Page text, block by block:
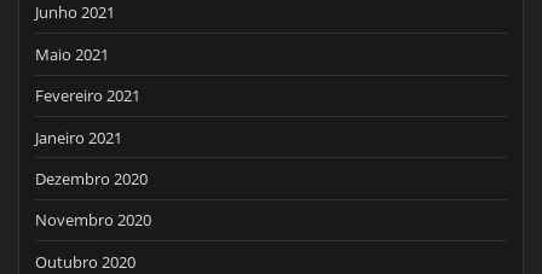
Junho 2021
Maio 2021
Fevereiro 2021
Janeiro 2021
Dezembro 2020
Novembro 2020
Outubro 2020